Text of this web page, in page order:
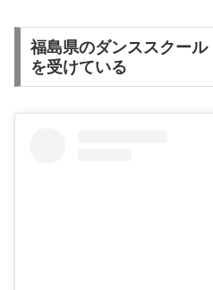
福島県のダンススクー
を受けている